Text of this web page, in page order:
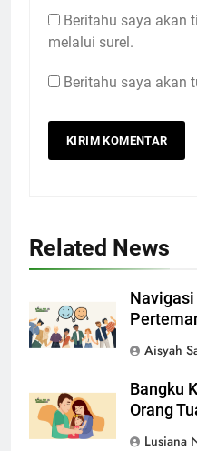
Beritahu saya akan
melalui surel.
Beritahu saya akan
Related News
Aisyah
Bangku
Orang
Lusiana